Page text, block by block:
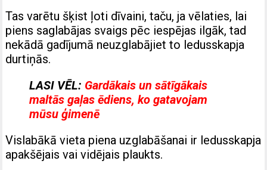
Tas varētu šķist ļoti dīvaini, taču, ja vēlaties, lai
piens saglabājas svaigs pēc iespējas ilgāk, tad
nekādā gadījumā neuzglabājiet to ledusskapja
durtiņās.
LASI VĒL: Gardākais un sātīgākais
maltās gaļas ēdiens, ko gatavojam
mūsu ģimenē
Vislabākā vieta piena uzglabāšanai ir ledusskapja
apakšējais vai vidējais plaukts.